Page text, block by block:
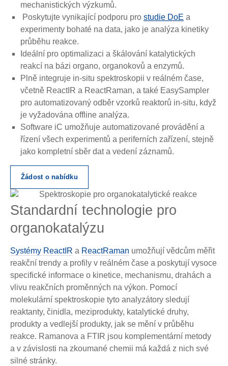
mechanistických výzkumů.
Poskytujte vynikající podporu pro studie DoE a
experimenty bohaté na data, jako je analýza kinetiky
průběhu reakce.
Ideální pro optimalizaci a škálování katalytických
reakcí na bázi organo, organokovů a enzymů.
Plně integruje in-situ spektroskopii v reálném čase,
včetně ReactIR a ReactRaman, a také EasySampler
pro automatizovaný odběr vzorků reaktorů in-situ, když
je vyžadována offline analýza.
Software iC umožňuje automatizované provádění a
řízení všech experimentů a periferních zařízení, stejně
jako kompletní sběr dat a vedení záznamů.
Žádost o nabídku
Standardní technologie pro
organokatalýzu
Systémy ReactIR a ReactRaman umožňují vědcům měřit
reakční trendy a profily v reálném čase a poskytují vysoce
specifické informace o kinetice, mechanismu, drahách a
vlivu reakčních proměnných na výkon. Pomocí
molekulární spektroskopie tyto analyzátory sledují
reaktanty, činidla, meziprodukty, katalytické druhy,
produkty a vedlejší produkty, jak se mění v průběhu
reakce. Ramanova a FTIR jsou komplementární metody
a v závislosti na zkoumané chemii má každá z nich své
silné stránky.